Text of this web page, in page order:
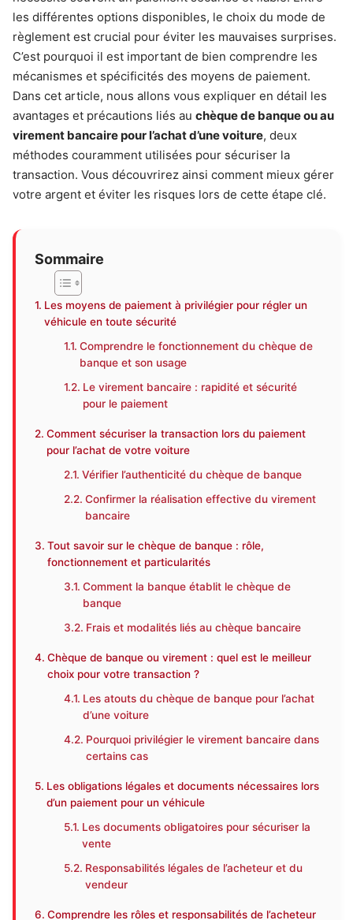
les différentes options disponibles, le choix du mode de
règlement est crucial pour éviter les mauvaises surprises.
C’est pourquoi il est important de bien comprendre les
mécanismes et spécificités des moyens de paiement.
Dans cet article, nous allons vous expliquer en détail les
avantages et précautions liés au chèque de banque ou au
virement bancaire pour l’achat d’une voiture, deux
méthodes couramment utilisées pour sécuriser la
transaction. Vous découvrirez ainsi comment mieux gérer
votre argent et éviter les risques lors de cette étape clé.
Sommaire
Les moyens de paiement à privilégier pour régler un
véhicule en toute sécurité
Comprendre le fonctionnement du chèque de
banque et son usage
Le virement bancaire : rapidité et sécurité
pour le paiement
Comment sécuriser la transaction lors du paiement
pour l’achat de votre voiture
Vérifier l’authenticité du chèque de banque
Confirmer la réalisation effective du virement
bancaire
Tout savoir sur le chèque de banque : rôle,
fonctionnement et particularités
Comment la banque établit le chèque de
banque
Frais et modalités liés au chèque bancaire
Chèque de banque ou virement : quel est le meilleur
choix pour votre transaction ?
Les atouts du chèque de banque pour l’achat
d’une voiture
Pourquoi privilégier le virement bancaire dans
certains cas
Les obligations légales et documents nécessaires lors
d’un paiement pour un véhicule
Les documents obligatoires pour sécuriser la
vente
Responsabilités légales de l’acheteur et du
vendeur
Comprendre les rôles et responsabilités de l’acheteur